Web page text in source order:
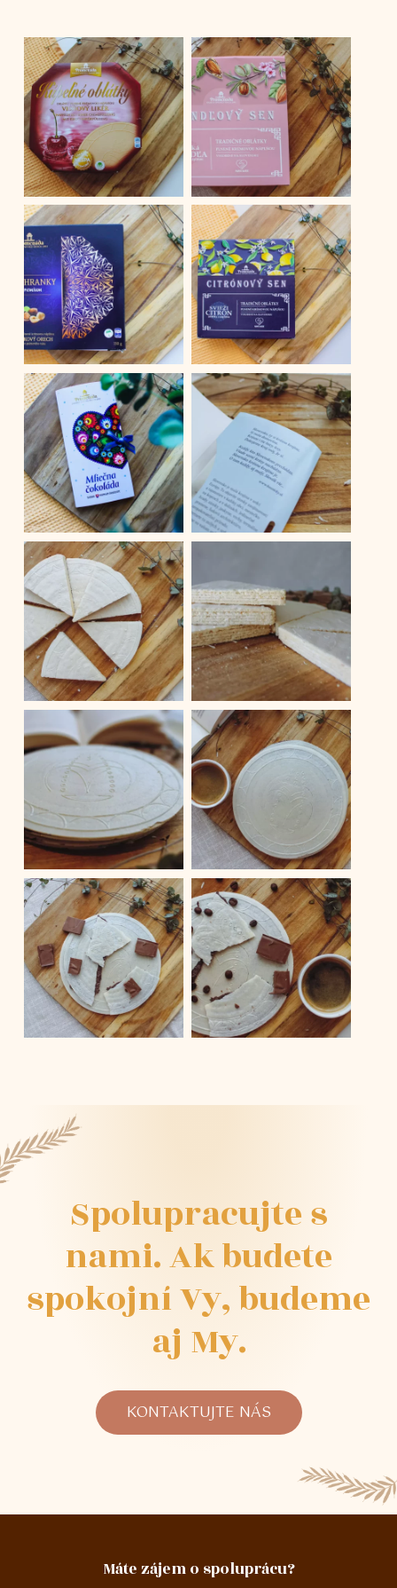
Spolupracujtes
nami.Akbudete
spokojníVy,budeme
aj My.
KONTAKTUJTE NÁS
Máte zájem o spoluprácu?